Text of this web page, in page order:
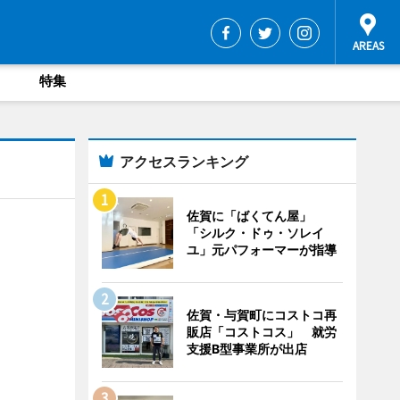
特集
アクセスランキング
佐賀に「ばくてん屋」
「シルク・ドゥ・ソレイ
ユ」元パフォーマーが指導
佐賀・与賀町にコストコ再
販店「コストコス」 就労
支援B型事業所が出店